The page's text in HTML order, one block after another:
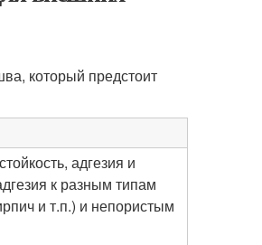
который предстоит
адгезия и
к разным типам
и т.п.) и непористым